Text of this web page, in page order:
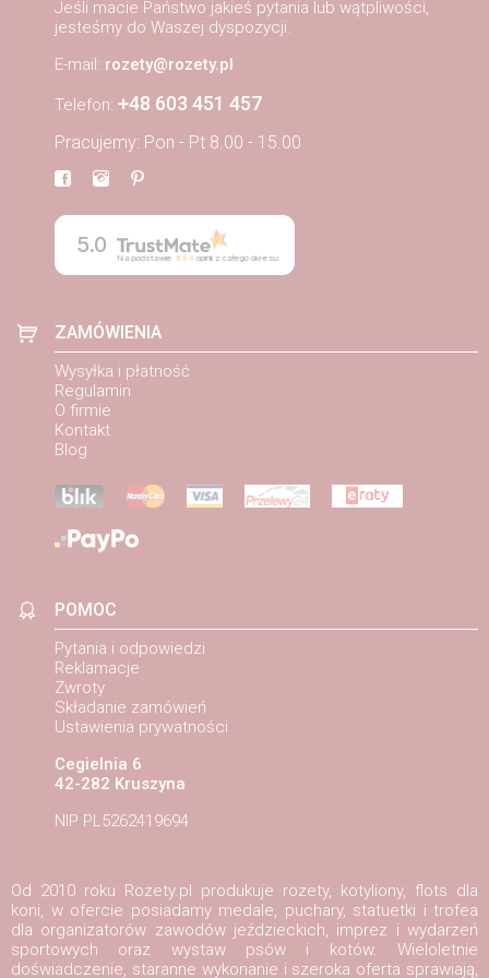
Jeśli macie Państwo jakieś pytania lub wątpliwości,
jesteśmy do Waszej dyspozycji.
E-mail: rozety@rozety.pl
Telefon: +48 603 451 457
Pracujemy: Pon - Pt 8.00 - 15.00
5.0
Na podstawie 884opinii z całego okresu
ZAMÓWIENIA
Wysyłka i płatność
Regulamin
O firmie
Kontakt
Blog
POMOC
Pytania i odpowiedzi
Reklamacje
Zwroty
Składanie zamówień
Ustawienia prywatności
Cegielnia 6
42-282 Kruszyna
NIP PL5262419694
Od 2010 roku Rozety.pl produkuje rozety, kotyliony, flots dla
koni, w ofercie posiadamy medale, puchary, statuetki i trofea
dla organizatorów zawodów jeździeckich, imprez i wydarzeń
sportowych oraz wystaw psów i kotów. Wieloletnie
doświadczenie, staranne wykonanie i szeroka oferta sprawiają,